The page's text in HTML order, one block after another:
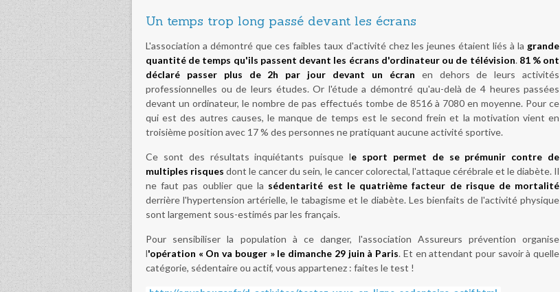
Un temps trop long passé devant les écrans
L'association a démontré que ces faibles taux d'activité chez les jeunes étaient liés à la grande
quantité de temps qu'ils passent devant les écrans d'ordinateur ou de télévision. 81 % ont
déclaré passer plus de 2h par jour devant un écran en dehors de leurs activités
professionnelles ou de leurs études. Or l'étude a démontré qu'au-delà de 4 heures passées
devant un ordinateur, le nombre de pas effectués tombe de 8516 à 7080 en moyenne. Pour ce
qui est des autres causes, le manque de temps est le second frein et la motivation vient en
troisième position avec 17 % des personnes ne pratiquant aucune activité sportive.
Ce sont des résultats inquiétants puisque le sport permet de se prémunir contre de
multiples risques dont le cancer du sein, le cancer colorectal, l'attaque cérébrale et le diabète. Il
ne faut pas oublier que la sédentarité est le quatrième facteur de risque de mortalité
derrière l'hypertension artérielle, le tabagisme et le diabète. Les bienfaits de l'activité physique
sont largement sous-estimés par les français.
Pour sensibiliser la population à ce danger, l'association Assureurs prévention organise
l'opération « On va bouger » le dimanche 29 juin à Paris. Et en attendant pour savoir à quelle
catégorie, sédentaire ou actif, vous appartenez : faites le test !